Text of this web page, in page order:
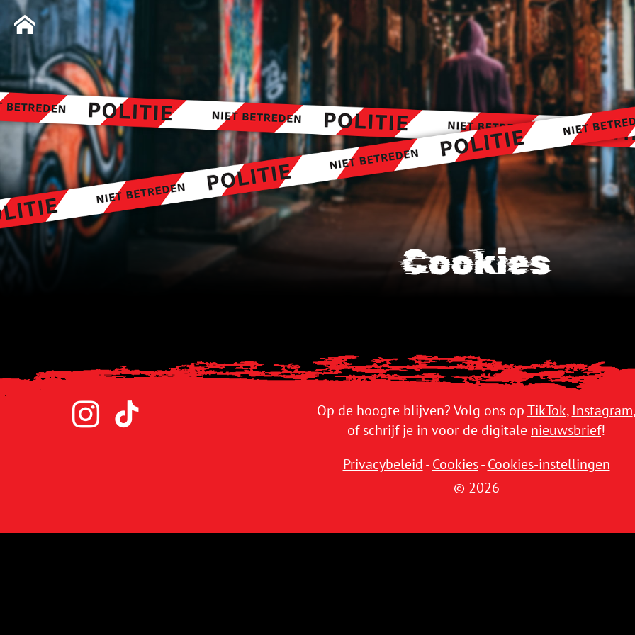
Cookies
Op de hoogte blijven? Volg ons opTikTok, Instagram
of schrijf je in voor de digitale nieuwsbrief!
Privacybeleid-Cookies-Cookies-instellingen
© 2026